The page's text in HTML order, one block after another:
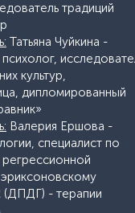
традиций
Татьяна Чуйкина -
культур,
дипломированный
Валерия Ершова -
специалист по
регрессионной
(ДПДГ) - терапии